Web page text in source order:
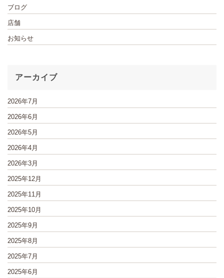
ブログ
店舗
お知らせ
アーカイブ
2026年7月
2026年6月
2026年5月
2026年4月
2026年3月
2025年12月
2025年11月
2025年10月
2025年9月
2025年8月
2025年7月
2025年6月